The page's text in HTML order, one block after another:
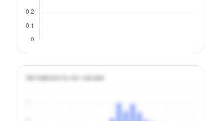
Активность по часам